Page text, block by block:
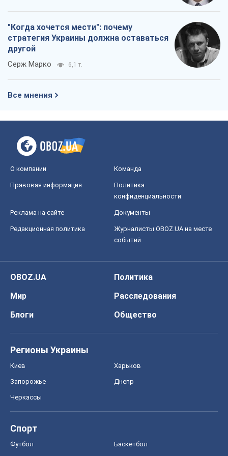
"Когда хочется мести": почему
стратегия Украины должна оставаться
другой
Серж Марко 6,1 т.
Все мнения
О компании Команда
Правовая информация
Политика
конфиденциальности
Реклама на сайте Документы
Редакционная политика
Журналисты OBOZ.UA на месте
событий
OBOZ.UA
Политика
Мир
Расследования
Блоги
Общество
Регионы Украины
Киев Харьков
Запорожье Днепр
Черкассы
Спорт
Футбол Баскетбол